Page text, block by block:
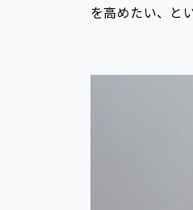
を高めたい、と